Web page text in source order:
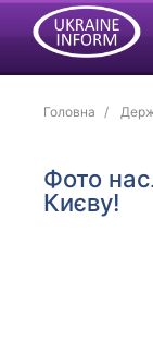
Головна
Фото
Києву!